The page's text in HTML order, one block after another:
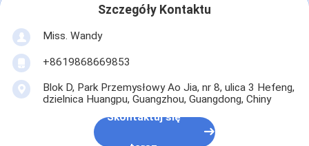
Szczegóły Kontaktu
Miss. Wandy
+8619868669853
Blok D, Park Przemysłowy Ao Jia, nr 8, ulica 3 Hefeng,
dzielnica Huangpu, Guangzhou, Guangdong, Chiny
Skontaktuj się